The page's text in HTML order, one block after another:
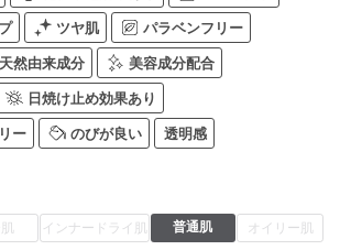
ツヤ肌 パラベンフリー
天然由来成分 美容成分配合
日焼け止め効果あり
ー のびが良い 透明感
インナードライ肌 普通肌 オイリー肌